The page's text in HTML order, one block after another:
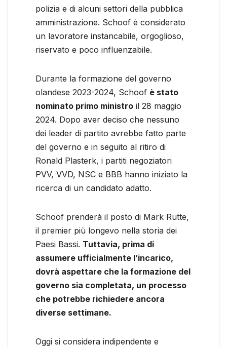
polizia e di alcuni settori della pubblica
amministrazione. Schoof è considerato
un lavoratore instancabile, orgoglioso,
riservato e poco influenzabile.
Durante la formazione del governo
olandese 2023-2024, Schoof è stato
nominato primo ministro il 28 maggio
2024. Dopo aver deciso che nessuno
dei leader di partito avrebbe fatto parte
del governo e in seguito al ritiro di
Ronald Plasterk, i partiti negoziatori
PVV, VVD, NSC e BBB hanno iniziato la
ricerca di un candidato adatto.
Schoof prenderà il posto di Mark Rutte,
il premier più longevo nella storia dei
Paesi Bassi. Tuttavia, prima di
assumere ufficialmente l’incarico,
dovrà aspettare che la formazione del
governo sia completata, un processo
che potrebbe richiedere ancora
diverse settimane.
Oggi si considera indipendente e